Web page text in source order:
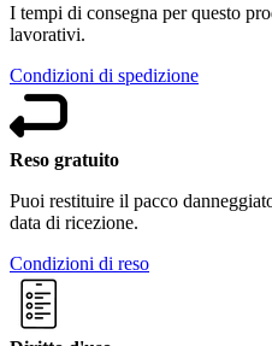
I tempi di consegna per questo
lavorativi.
Condizioni di spedizione
Reso gratuito
Puoi restituire il pacco
data di ricezione.
Condizioni di reso